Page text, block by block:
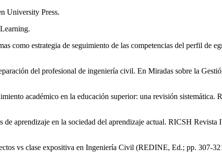
University Press.
como estrategia de seguimiento de las competencias del perfil de
del profesional de ingeniería civil. En Miradas sobre la
académico en la educación superior: una revisión sistemática.
aprendizaje en la sociedad del aprendizaje actual. RICSH
vs clase expositiva en Ingeniería Civil (REDINE, Ed.; pp. 307-